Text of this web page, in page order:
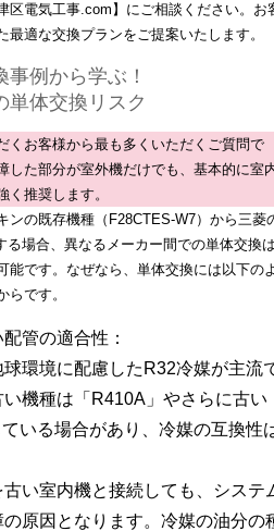
区電気工事.com】にご相談ください。お
適な交換プランをご提案いたします。
例から学ぶ！
単体交換リスク
くお客様から最も多くいただくご質問で
した部分が室外機だけでも、基本的に室
く推奨します。
ンの既存機種（F28CTES-W7）から三菱
る場合、異なるメーカー間での単体交換
能です。 なぜなら、単体交換には以下の
らです。
管の適合性：
環境に配慮したR32冷媒が主流
機種は「R410A」やさらに古い
ている場合があり、冷媒の互換性
い室内機と接続しても、システ
原因となります。 冷媒の油分の